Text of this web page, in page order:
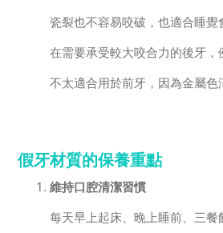
瓷裂也不容易咬破，也適合睡
在需要承受較大咬合力的後牙，
不太適合用於前牙，因為金屬色
假牙材質的保養重點
維持口腔清潔習慣
每天早上起床、晚上睡前、三